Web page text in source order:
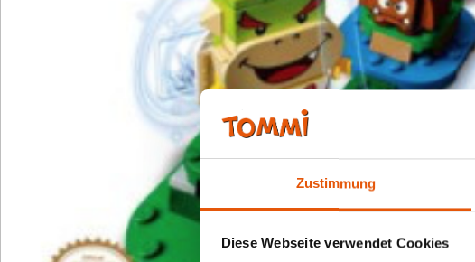
Zustimmung
Diese Webseite verwendet Cookies